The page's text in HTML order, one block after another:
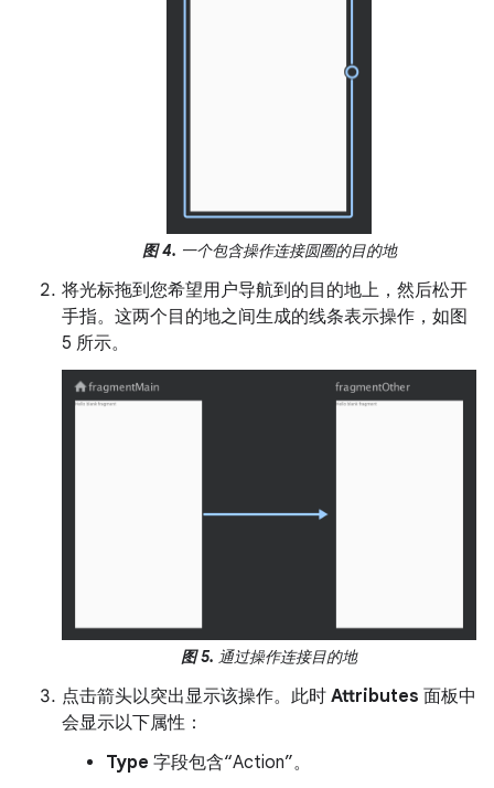
图 4. 一个包含操作连接圆圈的目的地
将光标拖到您希望用户导航到的目的地上，然后松开
手指。这两个目的地之间生成的线条表示操作，如图
5 所示。
图 5. 通过操作连接目的地
点击箭头以突出显示该操作。此时 Attributes 面板中
会显示以下属性：
Type 字段包含“Action”。